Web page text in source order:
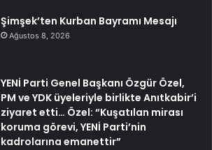
Şimşek’ten Kurban Bayramı Mesajı
Ağustos 8, 2026
YENİ Parti Genel Başkanı Özgür Özel,
PM ve YDK üyeleriyle birlikte Anıtkabir’i
ziyaret etti… Özel: “Kuşatılan mirası
koruma görevi, YENİ Parti’nin
kadrolarına emanettir”